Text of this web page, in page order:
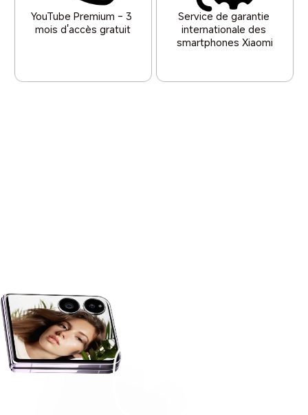
YouTube Premium - 3
mois d'accès gratuit
Service de garantie
internationale des
smartphones Xiaomi